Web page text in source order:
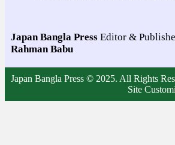
Japan Bangla Press Editor &
Rahman Babu
Japan Bangla Press © 2025. All Rights
Site